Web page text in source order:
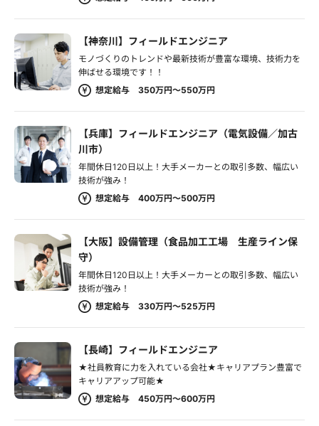
【神奈川】フィールドエンジニア
モノづくりのトレンドや最新技術が豊富な環境、技術力を
伸ばせる環境です！！
想定給与 350万円～550万円
【兵庫】フィールドエンジニア（電気設備／加古
川市）
年間休日120日以上！大手メーカーとの取引多数、幅広い
技術が強み！
想定給与 400万円～500万円
【大阪】設備管理（食品加工工場 生産ライン保
守）
年間休日120日以上！大手メーカーとの取引多数、幅広い
技術が強み！
想定給与 330万円～525万円
【長崎】フィールドエンジニア
★社員教育に力を入れている会社★キャリアプラン豊富で
キャリアアップ可能★
想定給与 450万円～600万円